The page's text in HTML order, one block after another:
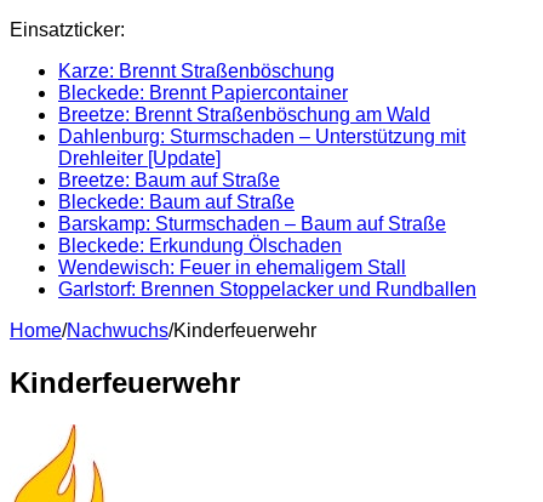
Einsatzticker:
Karze: Brennt Straßenböschung
Bleckede: Brennt Papiercontainer
Breetze: Brennt Straßenböschung am Wald
Dahlenburg: Sturmschaden – Unterstützung mit
Drehleiter [Update]
Breetze: Baum auf Straße
Bleckede: Baum auf Straße
Barskamp: Sturmschaden – Baum auf Straße
Bleckede: Erkundung Ölschaden
Wendewisch: Feuer in ehemaligem Stall
Garlstorf: Brennen Stoppelacker und Rundballen
Home/Nachwuchs/Kinderfeuerwehr
Kinderfeuerwehr